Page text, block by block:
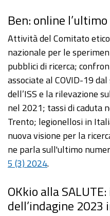
Ben: online
Attività del Comitato
nazionale per le
pubblici di ricerca;
associate al COVID-19
dell’ISS e la rilevazione
nel 2021; tassi di caduta
Trento; legionellosi in
nuova visione per la
ne parla sull'ultimo
5 (3) 2024.
OKkio alla
dell’indagine 2023